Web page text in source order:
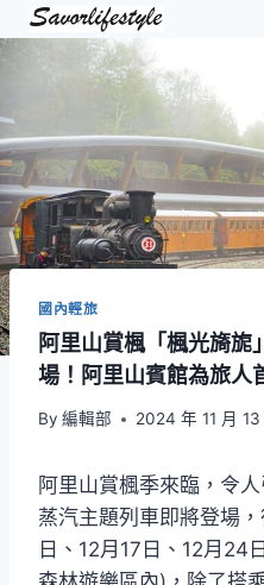
Skip
to
content
國內輕旅
阿里山賞楓「楓光旖旎
場！阿里山賓館為旅人
By 編輯部 2024 年 11 月 13
阿里山賞楓季來臨，令
蒸汽主題列車即將登場
日、12月17日、12月24